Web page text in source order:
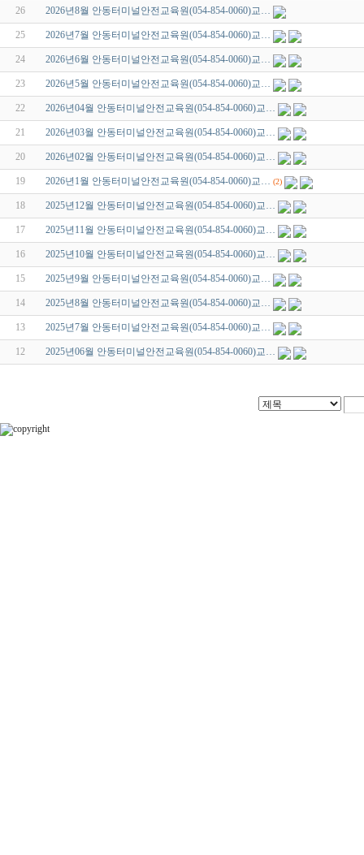
26 2026년8월 안동터미널안전교육원(054-854-0060)교…
25 2026년7월 안동터미널안전교육원(054-854-0060)교…
24 2026년6월 안동터미널안전교육원(054-854-0060)교…
23 2026년5월 안동터미널안전교육원(054-854-0060)교…
22 2026년04월 안동터미널안전교육원(054-854-0060)교…
21 2026년03월 안동터미널안전교육원(054-854-0060)교…
20 2026년02월 안동터미널안전교육원(054-854-0060)교…
19 2026년1월 안동터미널안전교육원(054-854-0060)교… (2)
18 2025년12월 안동터미널안전교육원(054-854-0060)교…
17 2025년11월 안동터미널안전교육원(054-854-0060)교…
16 2025년10월 안동터미널안전교육원(054-854-0060)교…
15 2025년9월 안동터미널안전교육원(054-854-0060)교…
14 2025년8월 안동터미널안전교육원(054-854-0060)교…
13 2025년7월 안동터미널안전교육원(054-854-0060)교…
12 2025년06월 안동터미널안전교육원(054-854-0060)교…